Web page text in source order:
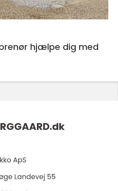
hjælpe dig med
dk